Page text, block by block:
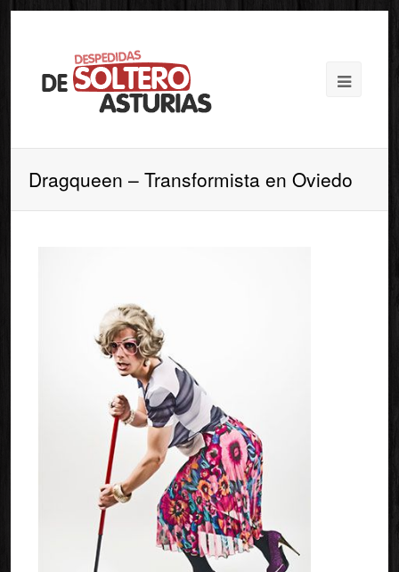
Dragqueen – Transformista en Oviedo